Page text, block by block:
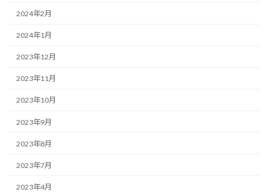
2024年2月
2024年1月
2023年12月
2023年11月
2023年10月
2023年9月
2023年8月
2023年7月
2023年4月